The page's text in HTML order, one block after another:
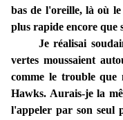
bas de l'oreille, là où
plus rapide encore que
Je réalisai soudain
vertes moussaient
comme le trouble
Hawks. Aurais-je la
l'appeler par son seul